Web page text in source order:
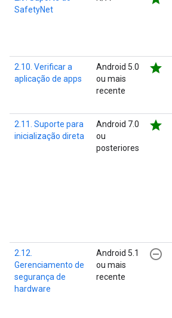
SafetyNet
2.10. Verificar a
aplicação de apps
Android 5.0
ou mais
recente
star
2.11. Suporte para
inicialização direta
Android 7.0
ou
posteriores
star
2.12.
Gerenciamento de
segurança de
hardware
Android 5.1
ou mais
recente
remove_circle_outline